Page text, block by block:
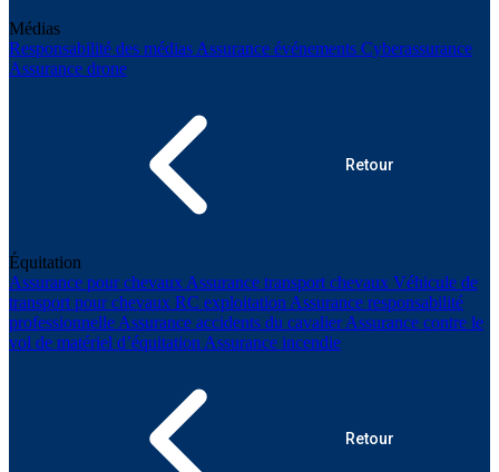
Médias
Responsabilité des médias Assurance événements Cyberassurance
Assurance drone
Retour
Équitation
Assurance pour chevaux Assurance transport chevaux Véhicule de
transport pour chevaux RC exploitation Assurance responsabilité
professionnelle Assurance accidents du cavalierAssurance contre le
vol de matériel d’équitation Assurance incendie
Retour